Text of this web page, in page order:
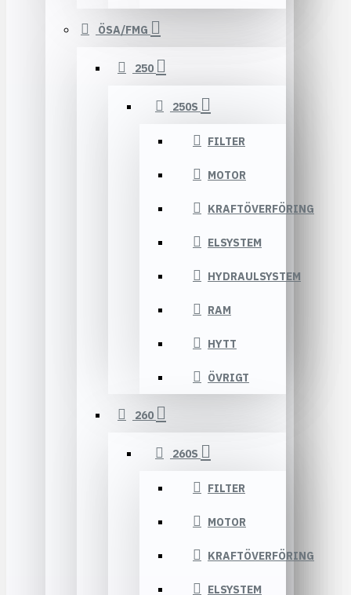
ÖSA/FMG
250
250S
FILTER
MOTOR
KRAFTÖVERFÖRING
ELSYSTEM
HYDRAULSYSTEM
RAM
HYTT
ÖVRIGT
260
260S
FILTER
MOTOR
KRAFTÖVERFÖRING
ELSYSTEM